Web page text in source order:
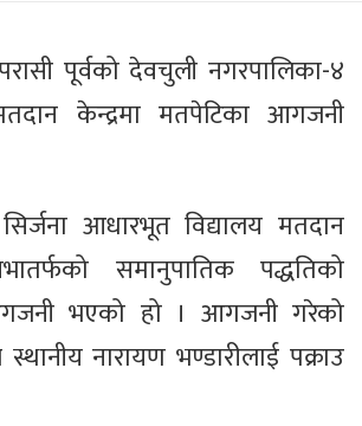
पूर्वको देवचुली नगरपालिका-४
केन्द्रमा मतपेटिका आगजनी
आधारभूत विद्यालय मतदान
समानुपातिक पद्धतिको
भएको हो । आगजनी गरेको
नारायण भण्डारीलाई पक्राउ